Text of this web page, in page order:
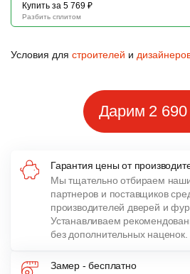
Купить за 5 769 ₽
Разбить сплитом
Условия для строителей и
Дарим 2 690
Гарантия цены от
Мы тщательно отбираем
партнеров и поставщиков
производителей дверей и
Устанавливаем
без дополнительных наценок.
Замер - бесплатно